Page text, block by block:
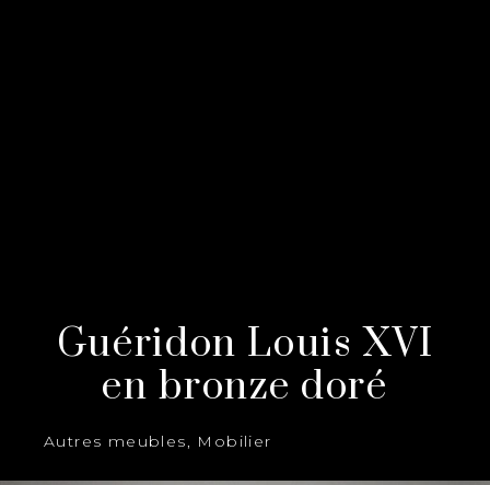
Guéridon Louis XVI
en bronze doré
Autres meubles, Mobilier